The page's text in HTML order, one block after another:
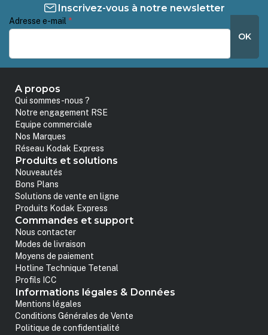
Inscrivez-vous à notre newsletter
Adresse e-mail *
OK
A propos
Qui sommes-nous ?
Notre engagement RSE
Equipe commerciale
Nos Marques
Réseau Kodak Express
Produits et solutions
Nouveautés
Bons Plans
Solutions de vente en ligne
Produits Kodak Express
Commandes et support
Nous contacter
Modes de livraison
Moyens de paiement
Hotline Technique Tetenal
Profils ICC
Informations légales & Données
Mentions légales
Conditions Générales de Vente
Politique de confidentialité